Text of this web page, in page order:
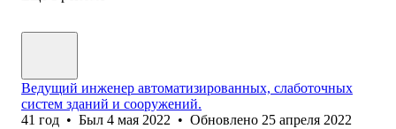
Ведущий инженер автоматизированных, слаботочных
систем зданий и сооружений.
41 год • Был 4 мая 2022 • Обновлено 25 апреля 2022